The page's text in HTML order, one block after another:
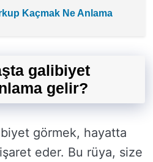
Kaçmak Ne Anlama
galibiyet
gelir?
görmek, hayatta
işaret eder. Bu rüya, size